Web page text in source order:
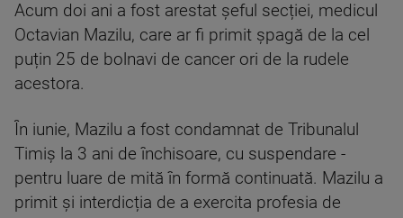
Acum doi ani a fost arestat șeful secției, medicul
Octavian Mazilu, care ar fi primit șpagă de la cel
puțin 25 de bolnavi de cancer ori de la rudele
acestora.
În iunie, Mazilu a fost condamnat de Tribunalul
Timiș la 3 ani de închisoare, cu suspendare -
pentru luare de mită în formă continuată. Mazilu a
primit și interdicția de a exercita profesia de